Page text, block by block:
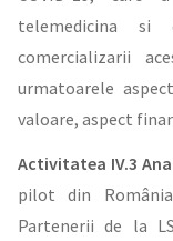
telemedicina si
comercializarii
urmatoarele
valoare, aspect
Activitatea IV.3
pilot din
Partenerii de la